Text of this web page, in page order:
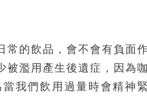
常的飲品，會不會有負面
被濫用產生後遺症，因為咖
我們飲用過量時會精神緊